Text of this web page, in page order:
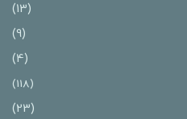
(13)
(9)
(4)
(118)
(23)